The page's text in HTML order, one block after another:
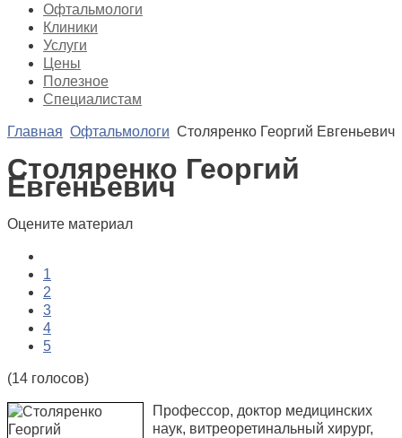
Офтальмологи
Клиники
Услуги
Цены
Полезное
Специалистам
Главная Офтальмологи Столяренко Георгий Евгеньевич
Столяренко Георгий
Евгеньевич
Оцените материал
1
2
3
4
5
(14 голосов)
Профессор, доктор медицинских
наук, витреоретинальный хирург,